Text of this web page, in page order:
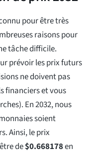
pour être très
raisons pour
tâche difficile.
prévoir les prix futurs
ne doivent pas
financiers et vous
En 2032, nous
soient
Ainsi, le prix
de$0.668178en